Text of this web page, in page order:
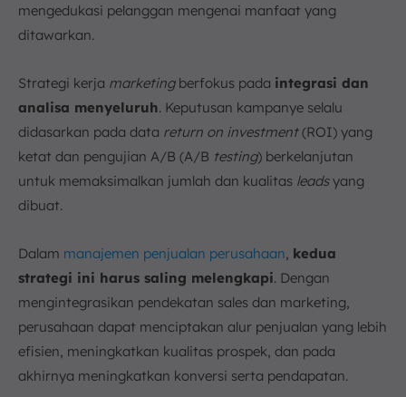
mengedukasi pelanggan mengenai manfaat yang
ditawarkan.
Strategi kerja marketingberfokus pada integrasi dan
analisa menyeluruh. Keputusan kampanye selalu
didasarkan pada data return on investment(ROI) yang
ketat dan pengujian A/B (A/B testing) berkelanjutan
untuk memaksimalkan jumlah dan kualitas leadsyang
dibuat.
Dalam manajemen penjualan perusahaan kedua
strategi ini harus saling melengkapi. Dengan
mengintegrasikan pendekatan sales dan marketing,
perusahaan dapat menciptakan alur penjualan yang lebih
efisien, meningkatkan kualitas prospek, dan pada
akhirnya meningkatkan konversi serta pendapatan.